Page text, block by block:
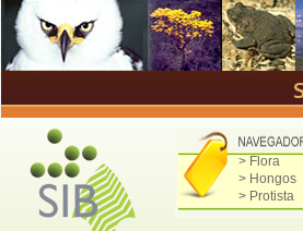
> Flora
> Hongos
> Protista